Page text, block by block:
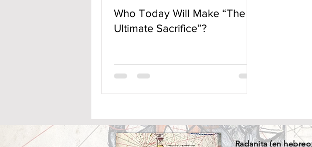
Who Today Will Make “The
Ultimate Sacrifice”?
Radanita (enhebreo